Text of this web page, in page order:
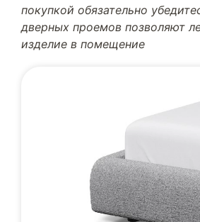
покупкой обязательно
дверных проемов позволяют
изделие в помещение